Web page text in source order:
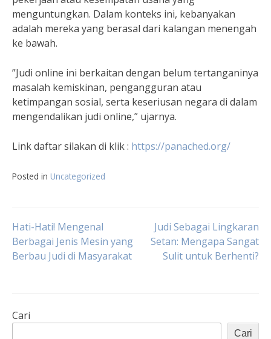
menguntungkan. Dalam konteks ini, kebanyakan
adalah mereka yang berasal dari kalangan menengah
ke bawah.
”Judi online ini berkaitan dengan belum tertanganinya
masalah kemiskinan, pengangguran atau
ketimpangan sosial, serta keseriusan negara di dalam
mengendalikan judi online,” ujarnya.
Link daftar silakan di klik : https://panached.org/
Posted in Uncategorized
Navigasi
pos
Hati-Hati! Mengenal
Berbagai Jenis Mesin yang
Berbau Judi di Masyarakat
Judi Sebagai Lingkaran
Setan: Mengapa Sangat
Sulit untuk Berhenti?
Cari
Cari